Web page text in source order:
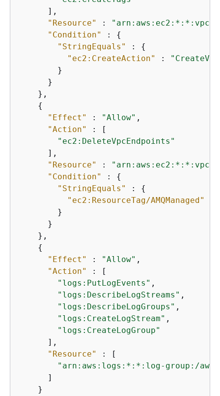
      ],
"Resource"
:
"arn:aws:ec2:*:*:vpc-
"Condition"
: {
"StringEquals"
: {
"ec2:CreateAction"
:
        }
      }
    },
{
"Effect"
: "Allow" ,
"Action"
: [
"ec2:DeleteVpcEndpoints"
      ],
"Resource"
:
"arn:aws:ec2:*:*:vpc-
"Condition"
: {
"StringEquals"
: {
"ec2:ResourceTag/AMQManaged"
        }
      }
    },
{
"Effect"
: "Allow" ,
"Action"
: [
"logs:PutLogEvents" ,
"logs:DescribeLogStreams" ,
"logs:DescribeLogGroups" ,
"logs:CreateLogStream" ,
"logs:CreateLogGroup"
      ],
"Resource"
: [
"arn:aws:logs:*:*:log-group:/aws/
      ]
    }